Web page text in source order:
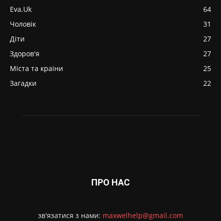
Eva.Uk
64
Чоловік
31
Діти
27
Здоров'я
27
Міста та країни
25
Загадки
22
ПРО НАС
зв'язатися з нами: maxwelhelp@gmail.com